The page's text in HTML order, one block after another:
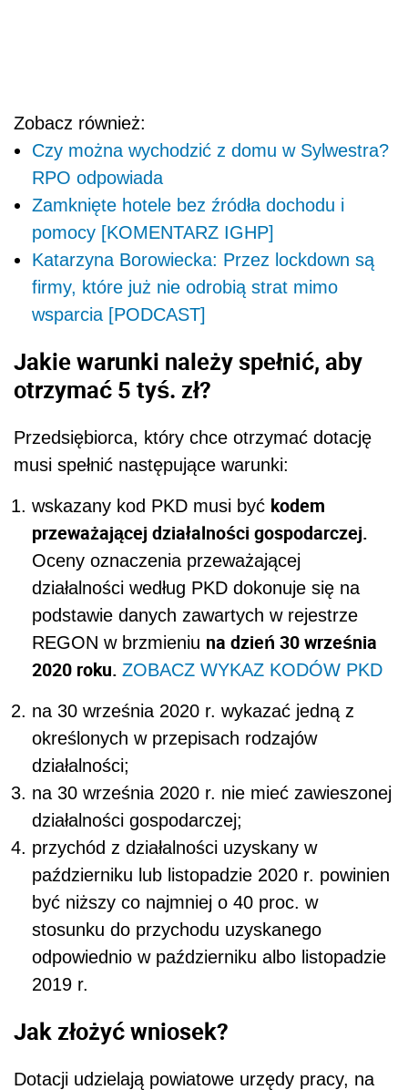
Zobacz również:
Czy można wychodzić z domu w Sylwestra?
RPO odpowiada
Zamknięte hotele bez źródła dochodu i
pomocy [KOMENTARZ IGHP]
Katarzyna Borowiecka: Przez lockdown są
firmy, które już nie odrobią strat mimo
wsparcia [PODCAST]
Jakie warunki należy spełnić, aby
otrzymać 5 tyś. zł?
Przedsiębiorca, który chce otrzymać dotację
musi spełnić następujące warunki:
wskazany kod PKD musi być kodem
przeważającej działalności gospodarczej.
Oceny oznaczenia przeważającej
działalności według PKD dokonuje się na
podstawie danych zawartych w rejestrze
REGON w brzmieniu na dzień 30 września
2020 roku. ZOBACZ WYKAZ KODÓW PKD
na 30 września 2020 r. wykazać jedną z
określonych w przepisach rodzajów
działalności;
na 30 września 2020 r. nie mieć zawieszonej
działalności gospodarczej;
przychód z działalności uzyskany w
październiku lub listopadzie 2020 r. powinien
być niższy co najmniej o 40 proc. w
stosunku do przychodu uzyskanego
odpowiednio w październiku albo listopadzie
2019 r.
Jak złożyć wniosek?
Dotacji udzielają powiatowe urzędy pracy, na